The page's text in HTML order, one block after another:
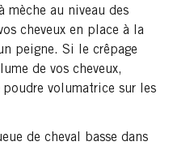
mèche au niveau des
cheveux en place à la
peigne. Si le crêpage
de vos cheveux,
volumatrice sur les
de cheval basse dans